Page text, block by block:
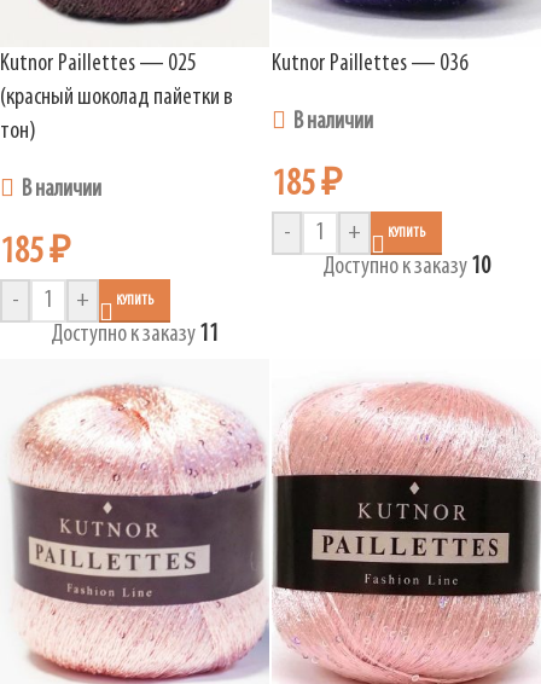
Kutnor Paillettes — 025
(красный шоколад пайетки в
тон)
В наличии
185₽
- + КУПИТЬ
Доступно к заказу 11
Kutnor Paillettes — 036
В наличии
185₽
- + КУПИТЬ
Доступно к заказу 10